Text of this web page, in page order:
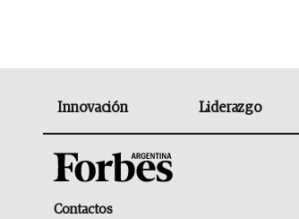
Innovación Liderazgo
Contactos